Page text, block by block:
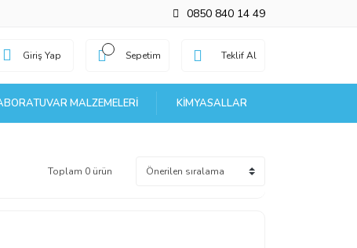
0850 840 14 49
Giriş Yap Sepetim Teklif Al
MALZEMELERI KIMYASALLAR
Toplam 0 ürün